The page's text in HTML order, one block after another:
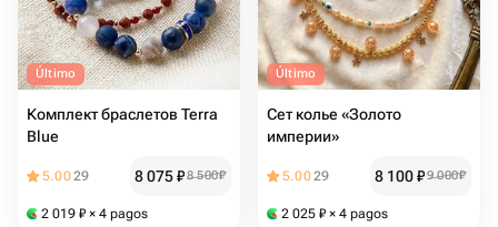
Último
Комплект браслетов Terra
Blue
5.0029 8 075₽8 500₽
2 019 ₽ × 4 pagos
Último
Сет колье «Золото
империи»
5.0029 8 100₽9 000₽
2 025 ₽ × 4 pagos